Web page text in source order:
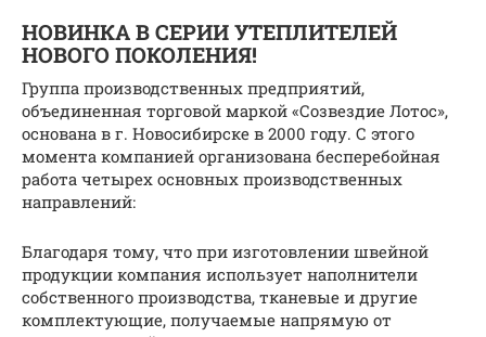
НОВИНКА В СЕРИИ УТЕПЛИТЕЛЕЙ
НОВОГО ПОКОЛЕНИЯ!
Группа производственных предприятий,
объединенная торговой маркой «Созвездие Лотос»,
основана в г. Новосибирске в 2000 году. С этого
момента компанией организована бесперебойная
работа четырех основных производственных
направлений:
Благодаря тому, что при изготовлении швейной
продукции компания использует наполнители
собственного производства, тканевые и другие
комплектующие, получаемые напрямую от